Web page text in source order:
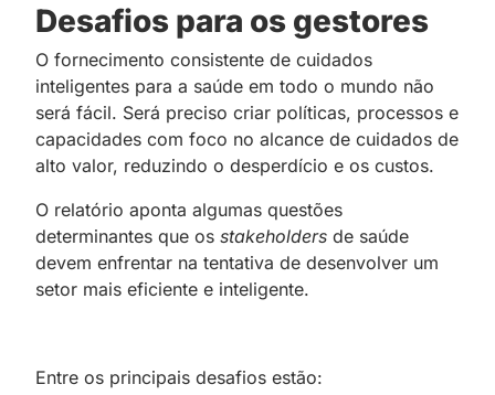
Desafios para os gestores
O fornecimento consistente de cuidados
inteligentes para a saúde em todo o mundo não
será fácil. Será preciso criar políticas, processos e
capacidades com foco no alcance de cuidados de
alto valor, reduzindo o desperdício e os custos.
O relatório aponta algumas questões
determinantes que os stakeholders de saúde
devem enfrentar na tentativa de desenvolver um
setor mais eficiente e inteligente.
Entre os principais desafios estão: